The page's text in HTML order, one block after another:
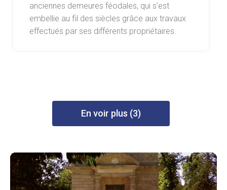
anciennes demeures féodales, qui s’est
embellie au fil des siècles grâce aux travaux
effectués par ses différents propriétaires.
En voir plus (3)